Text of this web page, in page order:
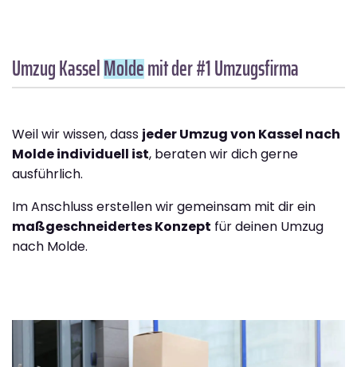
Umzug KasselMoldemit der #1 Umzugsfirma
Weil wir wissen, dass jeder Umzug von Kassel nach
Molde individuell ist, beraten wir dich gerne
ausführlich.
Im Anschluss erstellen wir gemeinsam mit dir ein
maßgeschneidertes Konzept für deinen Umzug
nach Molde.